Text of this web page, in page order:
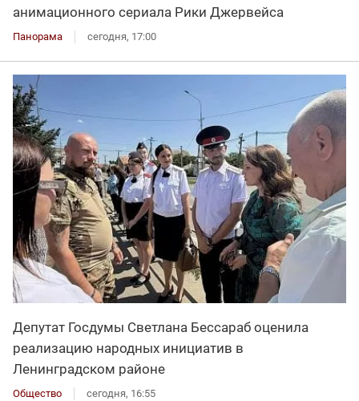
анимационного сериала Рики Джервейса
Панорама сегодня, 17:00
Депутат Госдумы Светлана Бессараб оценила
реализацию народных инициатив в
Ленинградском районе
Общество сегодня, 16:55